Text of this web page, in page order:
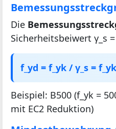
Die
Sicherheitsbeiwert γ_s
f_yd = f_yk / γ_s =
Beispiel: B500 (f_yk =
mit EC2 Reduktion)